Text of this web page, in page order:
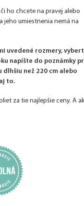
ho chcete na pravej alebo
jeho umiestnenia nemá na
uvedené rozmery,
napíšte do poznámky
než 220 cm alebo
to.
za tie najlepšie ceny. A